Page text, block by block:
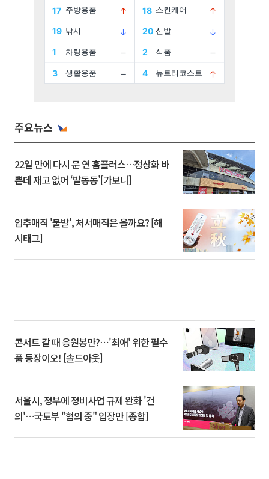
주요뉴스
22일 만에 다시 문 연 홈플러스…정상화 바
쁜데 재고 없어 ‘발동동’[가보니]
입추매직 '불발', 처서매직은 올까요? [해
시태그]
콘서트 갈 때 응원봉만?⋯'최애' 위한 필수
품 등장이오! [솔드아웃]
서울시, 정부에 정비사업 규제 완화 '건
의'⋯국토부 "협의 중" 입장만 [종합]